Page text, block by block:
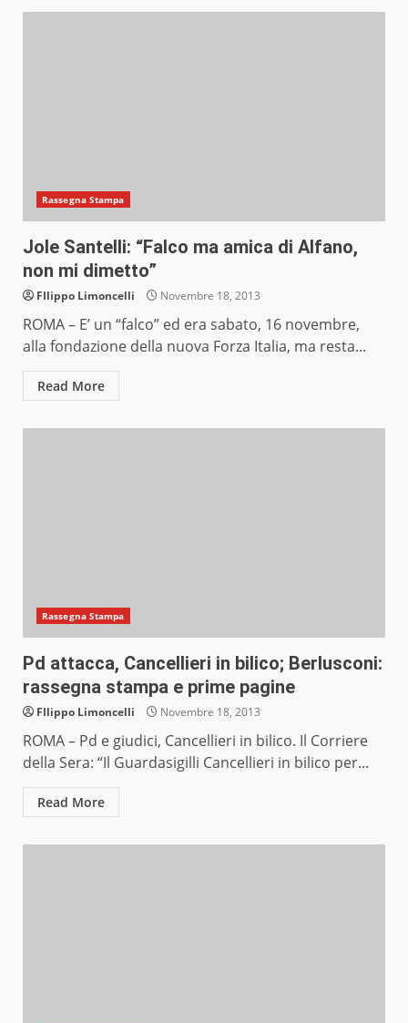
Rassegna Stampa
Jole Santelli: “Falco ma amica di Alfano,
non mi dimetto”
FIlippo Limoncelli Novembre 18, 2013
ROMA – E’ un “falco” ed era sabato, 16 novembre,
alla fondazione della nuova Forza Italia, ma resta...
Read More
Rassegna Stampa
Pd attacca, Cancellieri in bilico; Berlusconi:
rassegna stampa e prime pagine
FIlippo Limoncelli Novembre 18, 2013
ROMA – Pd e giudici, Cancellieri in bilico. Il Corriere
della Sera: “Il Guardasigilli Cancellieri in bilico per...
Read More